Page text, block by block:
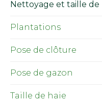
Nettoyage et taille de
Plantations
Pose de clôture
Pose de gazon
Taille de haie